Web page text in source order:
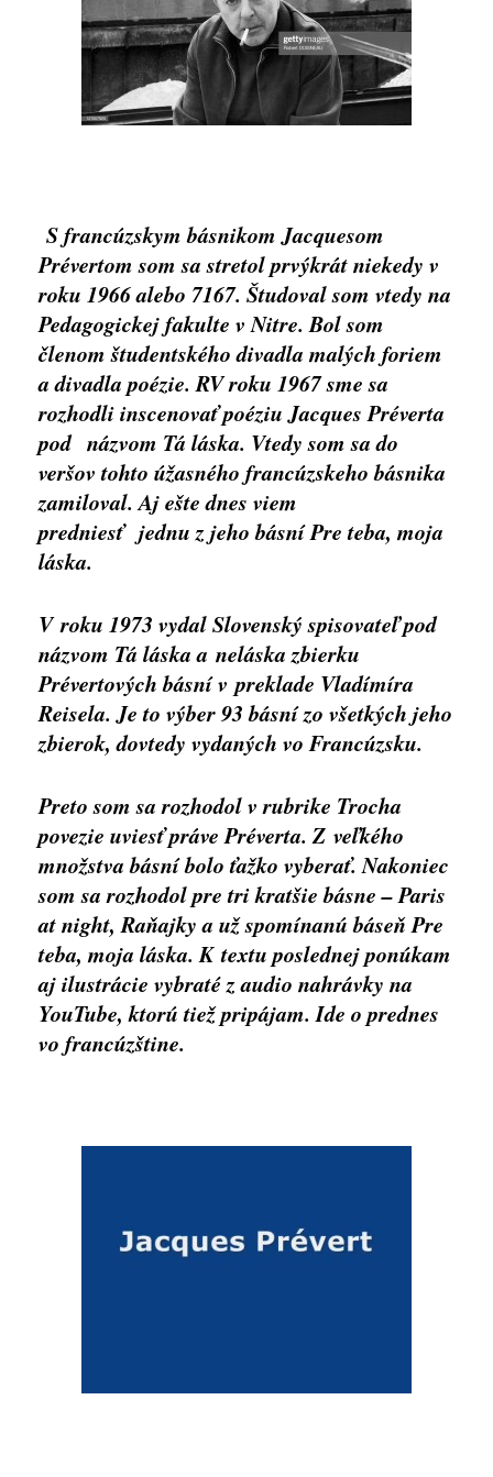
S francúzskym básnikom Jacquesom
Prévertom som sa stretol prvýkrát niekedy v
roku 1966 alebo 7167. Študoval som vtedy na
Pedagogickej fakulte v Nitre. Bol som
členom študentského divadla malých foriem
a divadla poézie. RV roku 1967 sme sa
rozhodli inscenovať poéziu Jacques Préverta
pod názvom Tá láska. Vtedy som sa do
veršov tohto úžasného francúzskeho básnika
zamiloval. Aj ešte dnes viem
predniesť jednu z jeho básní Pre teba, moja
láska.
V roku 1973 vydal Slovenský spisovateľ pod
názvom Tá láska a neláska zbierku
Prévertových básní v preklade Vladímíra
Reisela. Je to výber 93 básní zo všetkých jeho
zbierok, dovtedy vydaných vo Francúzsku.
Preto som sa rozhodol v rubrike Trocha
povezie uviesť práve Préverta. Z veľkého
množstva básní bolo ťažko vyberať. Nakoniec
som sa rozhodol pre tri kratšie básne – Paris
at night, Raňajky a už spomínanú báseň Pre
teba, moja láska. K textu poslednej ponúkam
aj ilustrácie vybraté z audio nahrávky na
YouTube, ktorú tiež pripájam. Ide o prednes
vo francúzštine.